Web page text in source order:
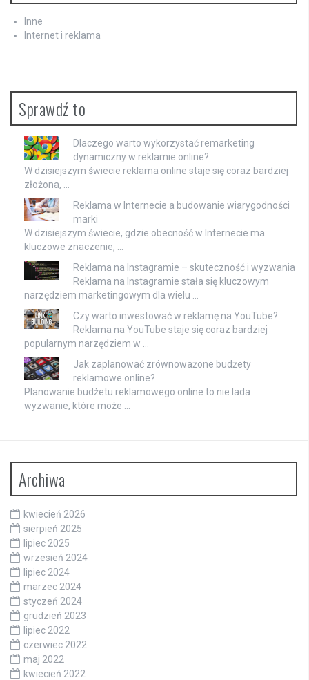
Inne
Internet i reklama
Sprawdź to
Dlaczego warto wykorzystać remarketing
dynamiczny w reklamie online?
W dzisiejszym świecie reklama online staje się coraz bardziej
złożona, …
Reklama w Internecie a budowanie wiarygodności
marki
W dzisiejszym świecie, gdzie obecność w Internecie ma
kluczowe znaczenie, …
Reklama na Instagramie – skuteczność i wyzwania
Reklama na Instagramie stała się kluczowym
narzędziem marketingowym dla wielu …
Czy warto inwestować w reklamę na YouTube?
Reklama na YouTube staje się coraz bardziej
popularnym narzędziem w …
Jak zaplanować zrównoważone budżety
reklamowe online?
Planowanie budżetu reklamowego online to nie lada
wyzwanie, które może …
Archiwa
kwiecień 2026
sierpień 2025
lipiec 2025
wrzesień 2024
lipiec 2024
marzec 2024
styczeń 2024
grudzień 2023
lipiec 2022
czerwiec 2022
maj 2022
kwiecień 2022